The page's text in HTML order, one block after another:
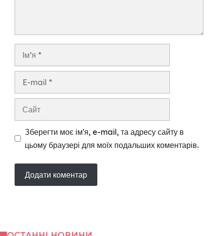
Зберегти моє ім'я, e-mail, та адресу сайту в
цьому браузері для моїх подальших коментарів.